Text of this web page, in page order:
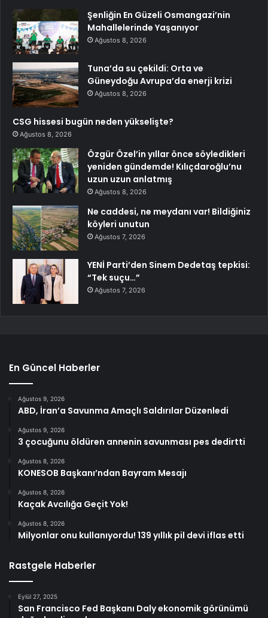
Şenliğin En Güzeli Osmangazi’nin
Mahallelerinde Yaşanıyor
Ağustos 8, 2026
Tuna’da su çekildi: Orta ve
Güneydoğu Avrupa’da enerji krizi
Ağustos 8, 2026
CSG hissesi bugün neden yükselişte?
Ağustos 8, 2026
Özgür Özel’in yıllar önce söyledikleri
yeniden gündemde! Kılıçdaroğlu’nu
uzun uzun anlatmış
Ağustos 8, 2026
Ne caddesi, ne meydanı var! Bildiğiniz
köyleri unutun
Ağustos 7, 2026
YENİ Parti’den Sinem Dedetaş tepkisi:
“Tek suçu…”
Ağustos 7, 2026
En Güncel Haberler
Ağustos 9, 2026
ABD, İran’a Savunma Amaçlı Saldırılar Düzenledi
Ağustos 9, 2026
3 çocuğunu öldüren annenin savunması pes dedirtti
Ağustos 8, 2026
KONESOB Başkanı’ndan Bayram Mesajı
Ağustos 8, 2026
Kaçak Avcılığa Geçit Yok!
Ağustos 8, 2026
Milyonlar onu kullanıyordu! 139 yıllık pil devi iflas etti
Rastgele Haberler
Eylül 27, 2025
San Francisco Fed Başkanı Daly ekonomik görünümü